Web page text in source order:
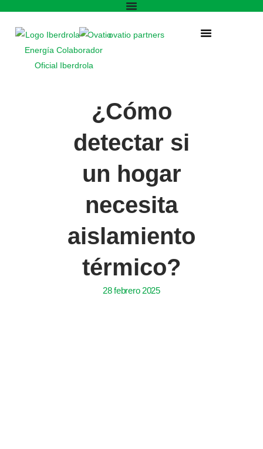
¿Cómo
detectar si
un hogar
necesita
aislamiento
térmico?
28 febrero 2025